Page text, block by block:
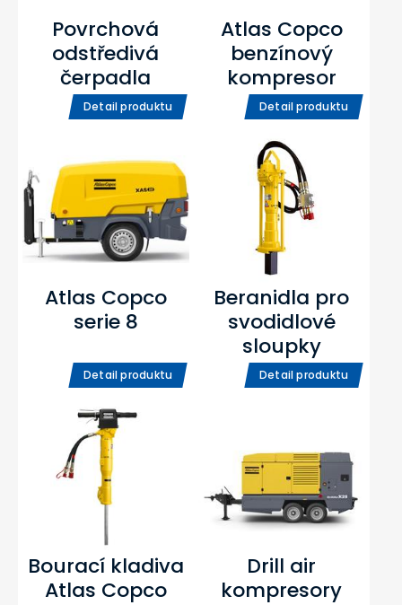
Povrchová
odstředivá
čerpadla
Detail produktu
Atlas Copco
benzínový
kompresor
Detail produktu
Atlas Copco
serie 8
Detail produktu
Beranidla pro
svodidlové
sloupky
Detail produktu
Bourací kladiva
Atlas Copco
Drill air
kompresory